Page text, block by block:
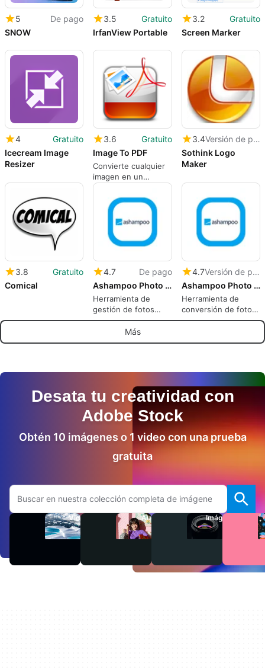
5
De pago
SNOW
3.5
Gratuito
IrfanView Portable
3.2
Gratuito
Screen Marker
4
Gratuito
Icecream Image
Resizer
3.6
Gratuito
Image To PDF
Convierte cualquier
imagen en un
archivo PDF.
3.4
Versión de prueba
Sothink Logo
Maker
3.8
Gratuito
Comical
4.7
De pago
Ashampoo Photo Commander 19⁠
Herramienta de
gestión de fotos
todo en uno
4.7
Versión de prueba
Ashampoo Photo Converter 2
Herramienta de
conversión de fotos
rápida y fácil
Más
Desata tu creatividad con
Adobe Stock
Obtén 10 imágenes o 1 video con una prueba
gratuita
Buscar en el sitio web de Adobe.com
Videos Audio Imágenes